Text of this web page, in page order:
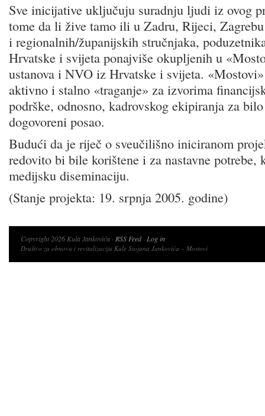
Sve inicijative uključuju suradnju ljudi iz ovog
tome da li žive tamo ili u Zadru, Rijeci,
i regionalnih/županijskih stručnjaka,
Hrvatske i svijeta ponajviše okupljenih u
ustanova i NVO iz Hrvatske i svijeta.
aktivno i stalno «traganje» za izvorima
podrške, odnosno, kadrovskog ekipiranja za
dogovoreni posao.
Budući da je riječ o sveučilišno iniciranom
redovito bi bile korištene i za nastavne potrebe,
medijsku diseminaciju.
(Stanje projekta: 19. srpnja 2005. godine)
Copyright 2026 Kula Jankovića · RSS Feed· Log in
Društvo za obnovu i revitalizaciju Kule Stojana Jankovića – Mostovi